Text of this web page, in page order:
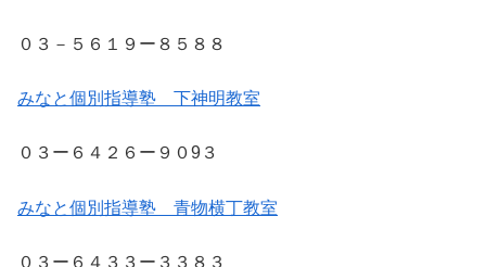
０３－５６１９ー８５８８
みなと個別指導塾 下神明教室
０３ー６４２６ー９０9３
みなと個別指導塾 青物横丁教室
０３ー６４３３ー３３８３